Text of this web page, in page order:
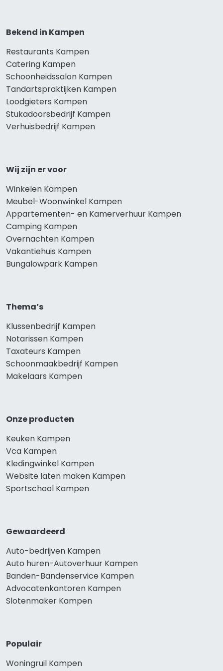
Bekend in Kampen
Restaurants Kampen
Catering Kampen
Schoonheidssalon Kampen
Tandartspraktijken Kampen
Loodgieters Kampen
Stukadoorsbedrijf Kampen
Verhuisbedrijf Kampen
Wij zijn er voor
Winkelen Kampen
Meubel-Woonwinkel Kampen
Appartementen- en Kamerverhuur Kampen
Camping Kampen
Overnachten Kampen
Vakantiehuis Kampen
Bungalowpark Kampen
Thema’s
Klussenbedrijf Kampen
Notarissen Kampen
Taxateurs Kampen
Schoonmaakbedrijf Kampen
Makelaars Kampen
Onze producten
Keuken Kampen
Vca Kampen
Kledingwinkel Kampen
Website laten maken Kampen
Sportschool Kampen
Gewaardeerd
Auto-bedrijven Kampen
Auto huren-Autoverhuur Kampen
Banden-Bandenservice Kampen
Advocatenkantoren Kampen
Slotenmaker Kampen
Populair
Woningruil Kampen